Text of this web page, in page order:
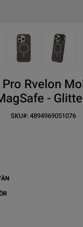
larger image
View largerView
Rvelon
-
SKU#:4894969051076